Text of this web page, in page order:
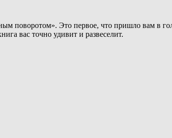
поворотом». Это первое, что пришло вам в
вас точно удивит и развеселит.